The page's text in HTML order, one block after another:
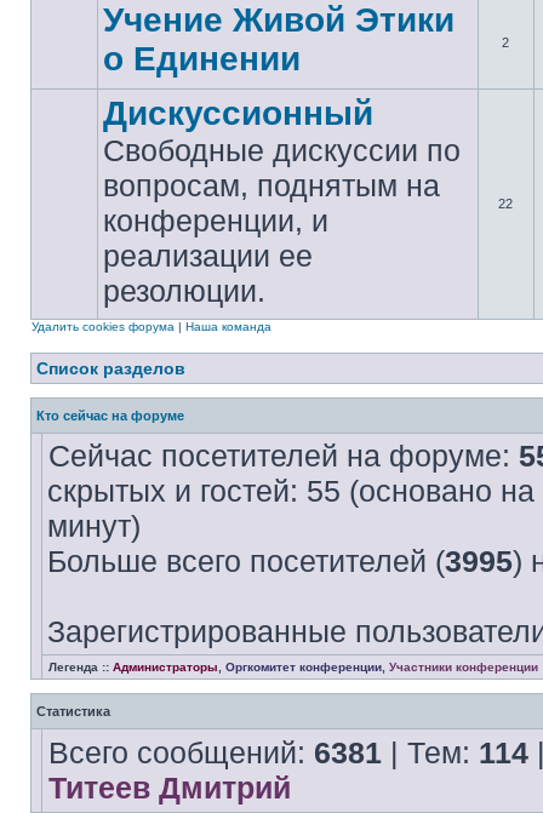
Учение Живой Этики
о Единении
2
Дискуссионный
Свободные дискуссии по
вопросам, поднятым на
конференции, и
реализации ее
резолюции.
22
Удалить cookies форума | Наша команда
Список разделов
Кто сейчас на форуме
Сейчас посетителей на форуме:
скрытых и гостей: 55 (основано
минут)
Больше всего посетителей (3995)
Зарегистрированные
Легенда :: Администраторы Оргкомитет конференции Участники конференции
Статистика
Всего сообщений: 6381 | Тем: 114
Титеев Дмитрий